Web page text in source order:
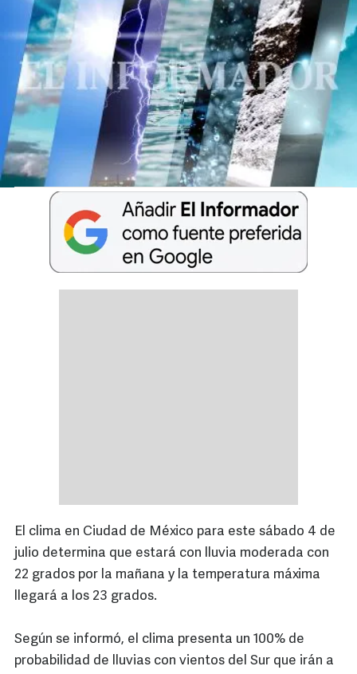
El clima en Ciudad de México para este sábado 4 de
julio determina que estará con lluvia moderada con
22 grados por la mañana y la temperatura máxima
llegará a los 23 grados.
Según se informó, el clima presenta un 100% de
probabilidad de lluvias con vientos del Sur que irán a